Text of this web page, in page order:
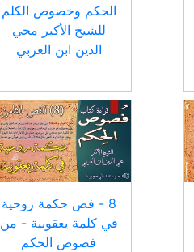
الحكم وخصوص الكلم
للشيخ الأكبر محي
الدين ابن العربي
8 - فص حكمة روحية
في كلمة يعقوبية - من
فصوص الحكم